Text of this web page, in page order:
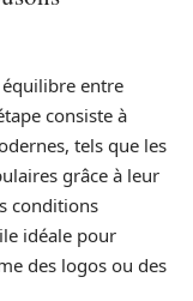
entre
consiste à
tels que les
grâce à leur
conditions
idéale pour
des logos ou des